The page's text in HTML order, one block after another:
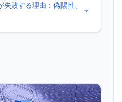
欠けます。このため、AI
偽陰性、言語・トピッ
成します。
失敗する理由：偽陽性、